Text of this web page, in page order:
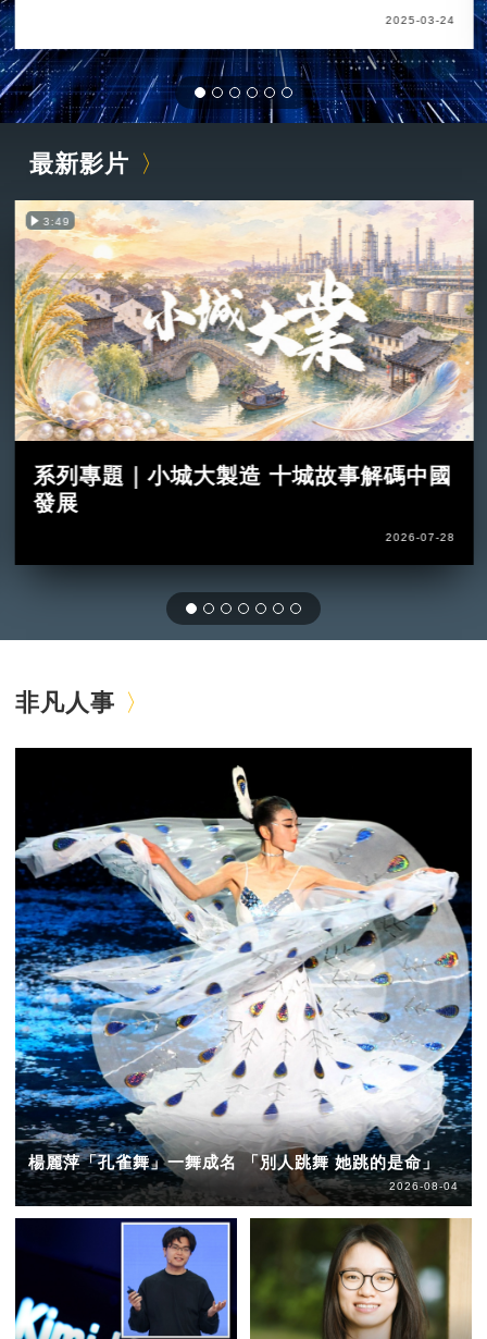
2025-03-24
最新影片
3:49
系列專題｜小城大製造 十城故事解碼中國
發展
2026-07-28
非凡人事
楊麗萍「孔雀舞」一舞成名 「別人跳舞 她跳的是命」
2026-08-04